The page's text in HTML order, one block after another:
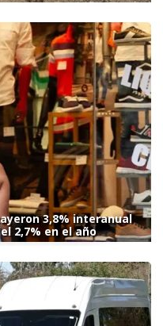
3,8% interanual
2,7% en el año